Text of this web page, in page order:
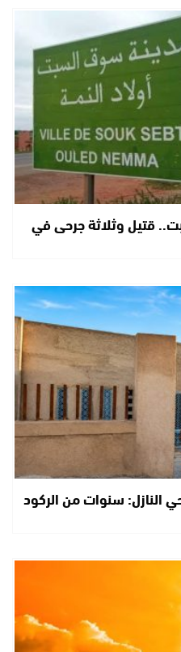
قتيل وثلاثة جرحى في
النازل: سنوات من الركود